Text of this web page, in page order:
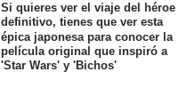
Si quieres ver el viaje del héroe
definitivo, tienes que ver esta
épica japonesa para conocer la
película original que inspiró a
'Star Wars' y 'Bichos'